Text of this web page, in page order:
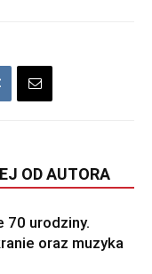
OD AUTORA
70 urodziny.
oraz muzyka